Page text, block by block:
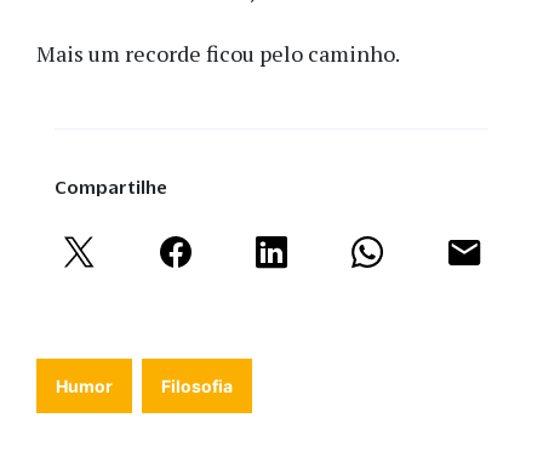
Mais um recorde ficou pelo caminho.
Compartilhe
Humor Filosofia